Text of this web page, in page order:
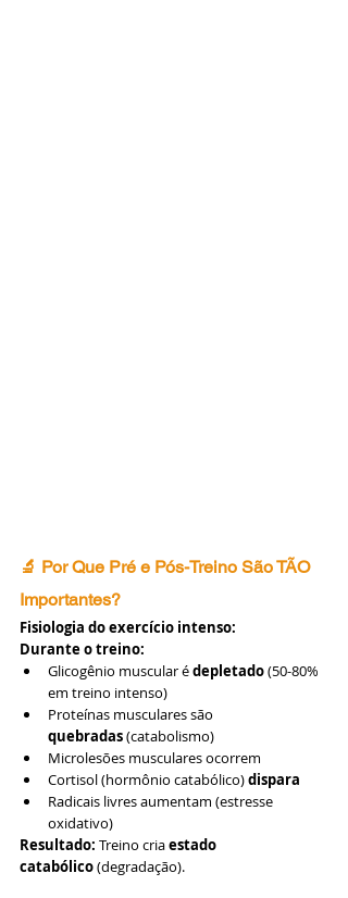
🔬 Por Que Pré e Pós-Treino São TÃO
Importantes?
Fisiologia do exercício intenso:
Durante o treino:
Glicogênio muscular é depletado (50-80%
em treino intenso)
Proteínas musculares são
quebradas (catabolismo)
Microlesões musculares ocorrem
Cortisol (hormônio catabólico) dispara
Radicais livres aumentam (estresse
oxidativo)
Resultado: Treino cria estado
catabólico (degradação).